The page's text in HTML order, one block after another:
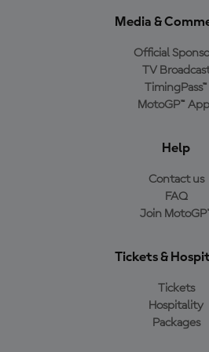
Media &
Official
TV
TimingPass™
MotoGP™
Help
Contact us
FAQ
Join
Tickets &
Tickets
Hospitality
Packages